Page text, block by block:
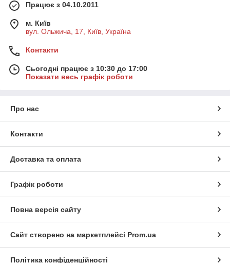
Працює з 04.10.2011
м. Київ
вул. Ольжича, 17, Київ, Україна
Контакти
Сьогодні працює з 10:30 до 17:00
Показати весь графік роботи
Про нас
Контакти
Доставка та оплата
Графік роботи
Повна версія сайту
Сайт створено на маркетплейсі Prom.ua
Політика конфіденційності